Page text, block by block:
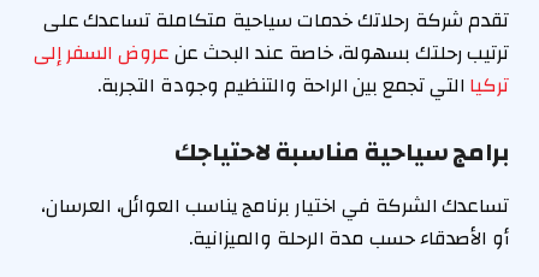
تقدم شركة رحلاتك خدمات سياحية متكاملة تساعدك على
ترتيب رحلتك بسهولة، خاصة عند البحث عنعروض السفر إلى
تركيا التي تجمع بين الراحة والتنظيم وجودة التجربة.
برامج سياحية مناسبة لاحتياجك
تساعدك الشركة في اختيار برنامج يناسب العوائل، العرسان،
أو الأصدقاء حسب مدة الرحلة والميزانية.